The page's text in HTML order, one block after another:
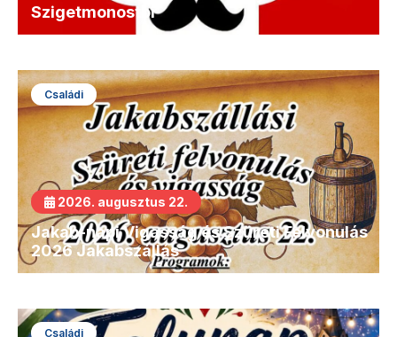
Szigetmonostor
Családi
2026. augusztus 22.
Jakab-napi Vigasság és Szüreti Felvonulás
2026 Jakabszállás
Családi